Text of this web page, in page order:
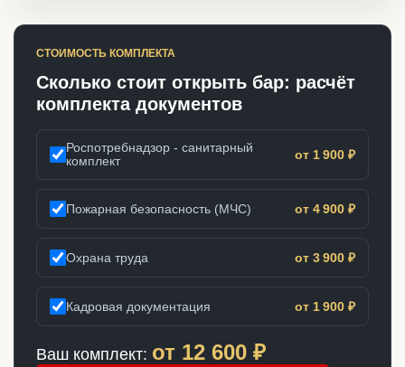
СТОИМОСТЬ КОМПЛЕКТА
Сколько стоит открыть бар: расчёт
комплекта документов
Роспотребнадзор - санитарный
комплект
от 1 900 ₽
Пожарная безопасность (МЧС) от 4 900 ₽
Охрана труда от 3 900 ₽
Кадровая документация от 1 900 ₽
Ваш комплект: от 12 600 ₽